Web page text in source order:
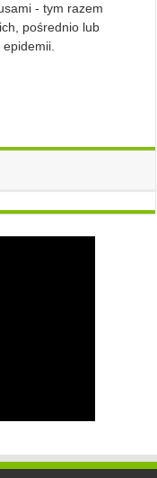
- tym razem
pośrednio lub